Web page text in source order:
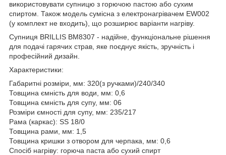
використовувати супницю з горючою пастою або сухим
спиртом. Також модель сумісна з електронагрівачем EW002
(у комплект не входить), що розширює варіанти нагріву.
Супниця BRILLIS BM8307 - надійне, функціональне рішення
для подачі гарячих страв, яке поєднує якість, зручність і
професійний дизайн.
Характеристики:
Габаритні розміри, мм: 320(з ручками)/240/340
Товщина ємність для води, мм: 0,6
Товщина ємність для супу, мм: 06
Розміри ємності для супу, мм: 235/217
Рама (каркас): SS 18/0
Товщина рами, мм: 1,5
Товщина кришки з отвором для черпака, мм: 0,6
Спосіб нагріву: горюча паста або сухий спирт